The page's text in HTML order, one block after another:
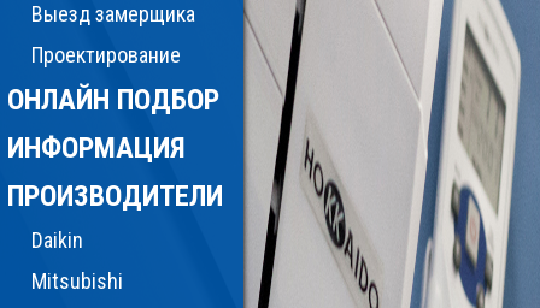
Выезд замерщика
Проектирование
ОНЛАЙН ПОДБОР
ИНФОРМАЦИЯ
ПРОИЗВОДИТЕЛИ
Daikin
Mitsubishi